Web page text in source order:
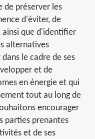
de préserver les
d'éviter, de
ainsi que d'identifier
alternatives
le cadre de ses
et de
en énergie et qui
tout au long de
encourager
parties prenantes
et de ses